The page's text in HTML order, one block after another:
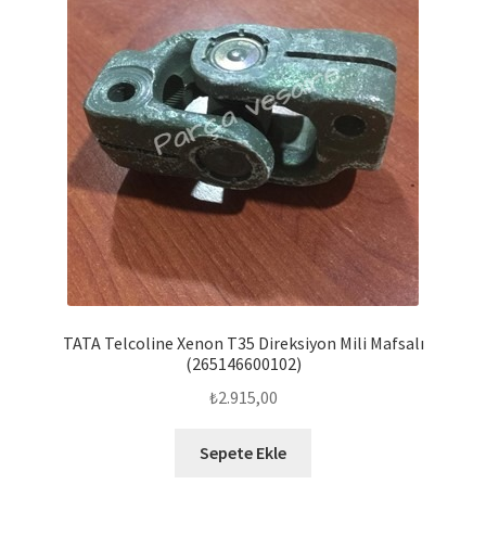
TATA Telcoline Xenon T35 Direksiyon Mili Mafsalı
(265146600102)
₺2.915,00
Sepete Ekle